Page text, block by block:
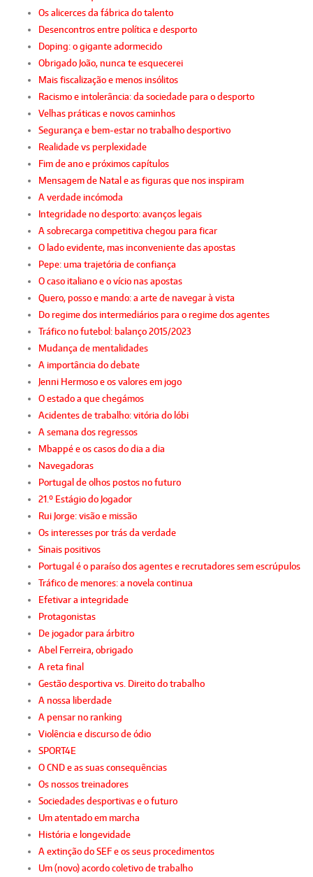
Os alicerces da fábrica do talento
Desencontros entre política e desporto
Doping: o gigante adormecido
Obrigado João, nunca te esquecerei
Mais fiscalização e menos insólitos
Racismo e intolerância: da sociedade para o desporto
Velhas práticas e novos caminhos
Segurança e bem-estar no trabalho desportivo
Realidade vs perplexidade
Fim de ano e próximos capítulos
Mensagem de Natal e as figuras que nos inspiram
A verdade incómoda
Integridade no desporto: avanços legais
A sobrecarga competitiva chegou para ficar
O lado evidente, mas inconveniente das apostas
Pepe: uma trajetória de confiança
O caso italiano e o vício nas apostas
Quero, posso e mando: a arte de navegar à vista
Do regime dos intermediários para o regime dos agentes
Tráfico no futebol: balanço 2015/2023
Mudança de mentalidades
A importância do debate
Jenni Hermoso e os valores em jogo
O estado a que chegámos
Acidentes de trabalho: vitória do lóbi
A semana dos regressos
Mbappé e os casos do dia a dia
Navegadoras
Portugal de olhos postos no futuro
21.º Estágio do Jogador
Rui Jorge: visão e missão
Os interesses por trás da verdade
Sinais positivos
Portugal é o paraíso dos agentes e recrutadores sem escrúpulos
Tráfico de menores: a novela continua
Efetivar a integridade
Protagonistas
De jogador para árbitro
Abel Ferreira, obrigado
A reta final
Gestão desportiva vs. Direito do trabalho
A nossa liberdade
A pensar no ranking
Violência e discurso de ódio
SPORT4E
O CND e as suas consequências
Os nossos treinadores
Sociedades desportivas e o futuro
Um atentado em marcha
História e longevidade
A extinção do SEF e os seus procedimentos
Um (novo) acordo coletivo de trabalho